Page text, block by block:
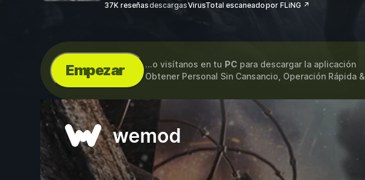
37K reseñasdescargasVirusTotal escaneadopor FLiNG ↗
Empezar ...o visítanos en tu PC para descargar la aplicación
Obtener Personal Sin Cansancio, Operación Rápida &